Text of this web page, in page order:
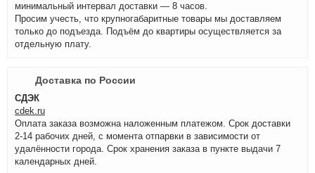
минимальный интервал доставки — 8 часов.
Просим учесть, что крупногабаритные товары мы доставляем
только до подъезда. Подъём до квартиры осуществляется за
отдельную плату.
Доставка по России
СДЭК
cdek.ru
Оплата заказа возможна наложенным платежом. Срок доставки
2-14 рабочих дней, с момента отпарвки в зависимости от
удалённости города. Срок хранения заказа в пункте выдачи 7
календарных дней.